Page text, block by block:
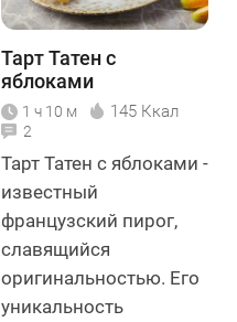
Тарт Татен с
яблоками
1 ч 10 м 145 Ккал
2
Тарт Татен с яблоками -
известный
французский пирог,
славящийся
оригинальностью. Его
уникальность